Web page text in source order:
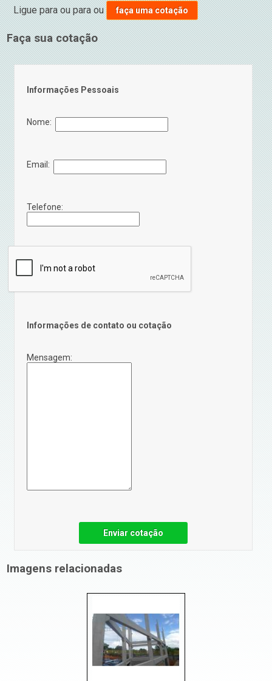
Ligue paraou paraou faça uma cotação
Faça sua cotação
Informações Pessoais
Nome:
Email:
Telefone:
Informações de contato ou cotação
Mensagem:
Enviar cotação
Imagens relacionadas